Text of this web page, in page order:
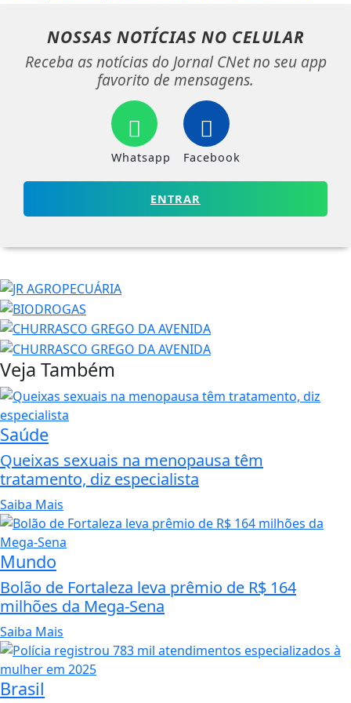
NOSSAS NOTÍCIAS NO CELULAR
Receba as notícias do Jornal CNet no seu app
favorito de mensagens.
Whatsapp Facebook
ENTRAR
Veja Também
Saúde
Queixas sexuais na menopausa têm
tratamento, diz especialista
Saiba Mais
Mundo
Bolão de Fortaleza leva prêmio de R$ 164
milhões da Mega-Sena
Saiba Mais
Brasil